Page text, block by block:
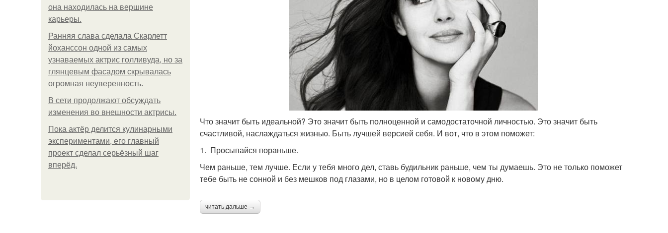
она находилась на вершине
карьеры.
Ранняя слава сделала Скарлетт
йоханссон одной из самых
узнаваемых актрис голливуда, но за
глянцевым фасадом скрывалась
огромная неуверенность.
В сети продолжают обсуждать
изменения во внешности актрисы.
Пока актёр делится кулинарными
экспериментами, его главный
проект сделал серьёзный шаг
вперёд.
Что значит быть идеальной? Это значит быть полноценной и самодостаточной личностью. Это значит быть
счастливой, наслаждаться жизнью. Быть лучшей версией себя. И вот, что в этом поможет:
1. Просыпайся пораньше.
Чем раньше, тем лучше. Если у тебя много дел, ставь будильник раньше, чем ты думаешь. Это не только поможет
тебе быть не сонной и без мешков под глазами, но в целом готовой к новому дню.
читать дальше →